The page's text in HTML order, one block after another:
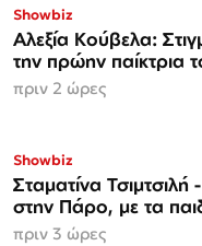
Showbiz
Αλεξία Κούβελα:
την πρώην παίκτρια
πριν 2 ώρες
Showbiz
Σταματίνα
στην Πάρο, με τα
πριν 3 ώρες